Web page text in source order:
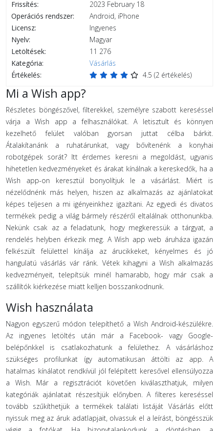
Frissítés:
2023 February 18
Operációs rendszer:
Android, iPhone
Licensz:
Ingyenes
Nyelv:
Magyar
Letöltések:
11 276
Kategória:
Vásárlás
Értékelés:
4.5 (2 értékelés)
Mi a Wish app?
Részletes böngészővel, filterekkel, személyre szabott kereséssel
várja a Wish app a felhasználókat. A letisztult és könnyen
kezelhető felület valóban gyorsan juttat célba bárkit.
Átalakítanánk a ruhatárunkat, vagy bővítenénk a konyhai
robotgépek sorát? Itt érdemes keresni a megoldást, ugyanis
hihetetlen kedvezményeket és árakat kínálnak a kereskedők, ha a
Wish app-on keresztül bonyolítjuk le a vásárlást. Miért is
nézelődnénk más helyen, hiszen az alkalmazás az ajánlatokat
képes teljesen a mi igényeinkhez igazítani. Az egyedi és divatos
termékek pedig a világ bármely részéről eltalálnak otthonunkba.
Nekünk csak az a feladatunk, hogy megkeressük a tárgyat, a
rendelés helyben érkezik meg. A Wish app web áruháza igazán
felkészült felülettel kínálja az árucikkeket, kényelmes és jó
hangulatú vásárlás vár ránk. Vétek kihagyni a Wish alkalmazás
kedvezményeit, telepítsük minél hamarabb, hogy már csak a
szállítók kiérkezése miatt kelljen bosszankodnunk.
Wish használata
Nagyon egyszerű módon telepíthető a Wish Android-készülékre.
Az ingyenes letöltés után már a Facebook- vagy Google-
belépőnkkel is csatlakozhatunk a felülethez. A vásárláshoz
szükséges profilunkat így automatikusan áttölti az app. A
hatalmas kínálatot rendkívül jól felépített keresővel ellensúlyozza
a Wish. Már a regisztrációt követően kiválaszthatjuk, milyen
kategóriák ajánlatait részesítjük előnyben. A filteres kereséssel
tovább szűkíthetjük a termékek találati listáját Vásárlás előtt
nyissuk meg az áruk adatlapjait, olvassuk el a leírást, böngésszük